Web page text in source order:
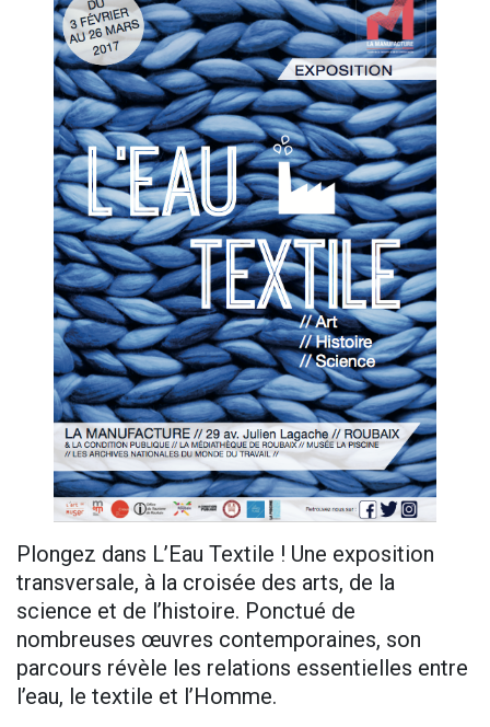
Plongez dans L’Eau Textile ! Une exposition
transversale, à la croisée des arts, de la
science et de l’histoire. Ponctué de
nombreuses œuvres contemporaines, son
parcours révèle les relations essentielles entre
l’eau, le textile et l’Homme.